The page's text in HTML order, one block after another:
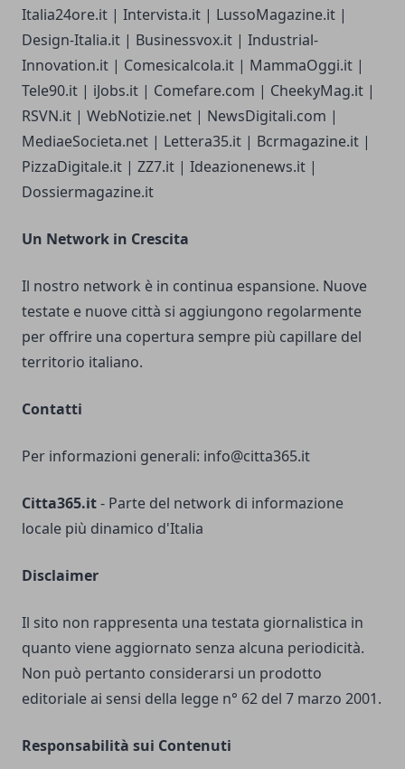
Italia24ore.it | Intervista.it | LussoMagazine.it |
Design-Italia.it | Businessvox.it | Industrial-
Innovation.it | Comesicalcola.it | MammaOggi.it |
Tele90.it | iJobs.it | Comefare.com | CheekyMag.it |
RSVN.it | WebNotizie.net | NewsDigitali.com |
MediaeSocieta.net | Lettera35.it | Bcrmagazine.it |
PizzaDigitale.it | ZZ7.it | Ideazionenews.it |
Dossiermagazine.it
Un Network in Crescita
Il nostro network è in continua espansione. Nuove
testate e nuove città si aggiungono regolarmente
per offrire una copertura sempre più capillare del
territorio italiano.
Contatti
Per informazioni generali: info@citta365.it
Citta365.it- Parte del network di informazione
locale più dinamico d'Italia
Disclaimer
Il sito non rappresenta una testata giornalistica in
quanto viene aggiornato senza alcuna periodicità.
Non può pertanto considerarsi un prodotto
editoriale ai sensi della legge n° 62 del 7 marzo 2001.
Responsabilità sui Contenuti